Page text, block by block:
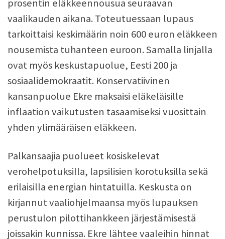
prosentin eläkkeennousua seuraavan
vaalikauden aikana. Toteutuessaan lupaus
tarkoittaisi keskimäärin noin 600 euron eläkkeen
nousemista tuhanteen euroon. Samalla linjalla
ovat myös keskustapuolue, Eesti 200 ja
sosiaalidemokraatit. Konservatiivinen
kansanpuolue Ekre maksaisi eläkeläisille
inflaation vaikutusten tasaamiseksi vuosittain
yhden ylimääräisen eläkkeen.
Palkansaajia puolueet kosiskelevat
verohelpotuksilla, lapsilisien korotuksilla sekä
erilaisilla energian hintatuilla. Keskusta on
kirjannut vaaliohjelmaansa myös lupauksen
perustulon pilottihankkeen järjestämisestä
joissakin kunnissa. Ekre lähtee vaaleihin hinnat